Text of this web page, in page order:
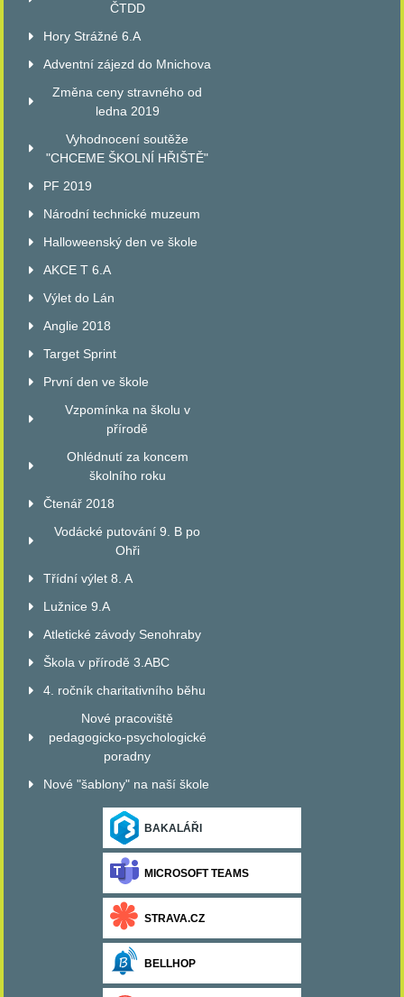
ČTDD
Hory Strážné 6.A
Adventní zájezd do Mnichova
Změna ceny stravného od
ledna 2019
Vyhodnocení soutěže
"CHCEME ŠKOLNÍ HŘIŠTĚ"
PF 2019
Národní technické muzeum
Halloweenský den ve škole
AKCE T 6.A
Výlet do Lán
Anglie 2018
Target Sprint
První den ve škole
Vzpomínka na školu v
přírodě
Ohlédnutí za koncem
školního roku
Čtenář 2018
Vodácké putování 9. B po
Ohři
Třídní výlet 8. A
Lužnice 9.A
Atletické závody Senohraby
Škola v přírodě 3.ABC
4. ročník charitativního běhu
Nové pracoviště
pedagogicko-psychologické
poradny
Nové "šablony" na naší škole
BAKALÁŘI
MICROSOFT TEAMS
STRAVA.CZ
BELLHOP